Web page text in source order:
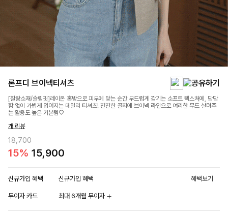
론프디 브이넥티셔츠
[찰랑소재/슬림핏]레이온 혼방으로 피부에 닿는 순간 부드럽게 감기는 소프트 텍스처에, 답답
함 없이 가볍게 입어지는 데일리 티셔츠! 잔잔한 골지에 브이넥 라인으로 여리한 무드 살려주
는 활용도 높은 기본템♡
개 리뷰
18,700
15% 15,900
신규가입 혜택 신규가입 혜택 혜택보기
무이자 카드 최대 6개월 무이자